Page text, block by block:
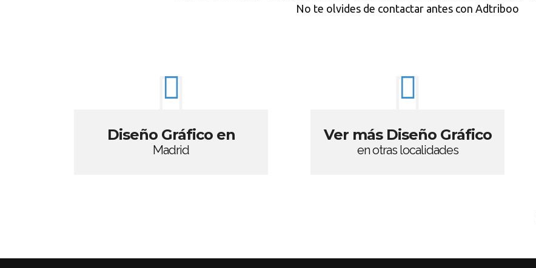
No te olvides de contactar antes con Adtriboo
Diseño Gráfico en
Madrid
Ver más Diseño Gráfico
en otras localidades